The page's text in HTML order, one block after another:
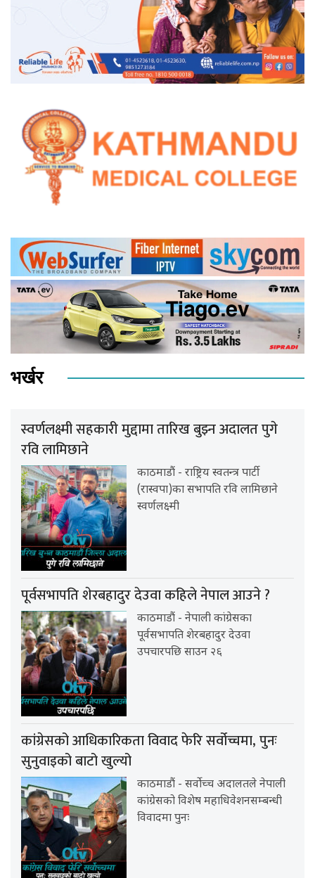
भर्खर
स्वर्णलक्ष्मी सहकारी मुद्दामा तारिख बुझ्न अदालत पुगे
रवि लामिछाने
काठमाडौं - राष्ट्रिय स्वतन्त्र पार्टी
(रास्वपा)का सभापति रवि लामिछाने
स्वर्णलक्ष्मी
पूर्वसभापति शेरबहादुर देउवा कहिले नेपाल आउने ?
काठमाडौं - नेपाली कांग्रेसका
पूर्वसभापति शेरबहादुर देउवा
उपचारपछि साउन २६
कांग्रेसको आधिकारिकता विवाद फेरि सर्वोच्चमा, पुनः
सुनुवाइको बाटो खुल्यो
काठमाडौं - सर्वोच्च अदालतले नेपाली
कांग्रेसको विशेष महाधिवेशनसम्बन्धी
विवादमा पुनः